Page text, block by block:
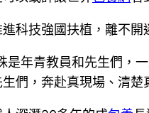
科技強國扶植，離不開
是年青教員和先生們，
們，奔赴真現場、清楚